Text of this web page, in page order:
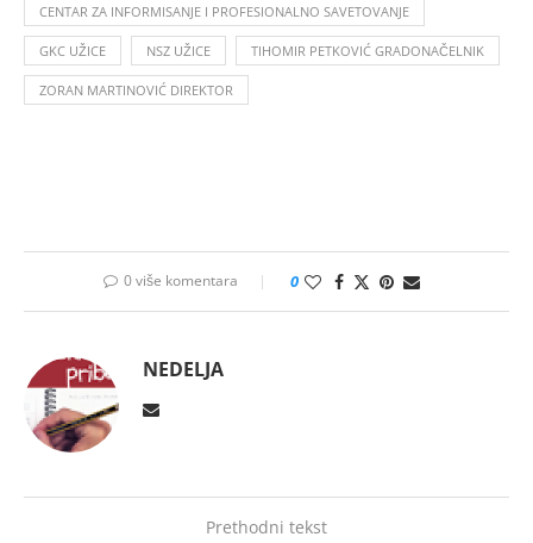
CENTAR ZA INFORMISANJE I PROFESIONALNO SAVETOVANJE
GKC UŽICE NSZ UŽICE TIHOMIR PETKOVIĆ GRADONAČELNIK
ZORAN MARTINOVIĆ DIREKTOR
0 više komentara 0
NEDELJA
Prethodni tekst